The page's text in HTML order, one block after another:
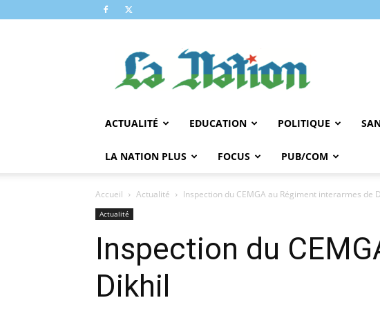
NATION
ACTUALITÉ EDUCATION POLITIQUE
LA NATION PLUS FOCUS PUB/COM
Accueil Actualité Inspection du CEMGA au Régiment interarmes de
Actualité
Inspection du
Dikhil